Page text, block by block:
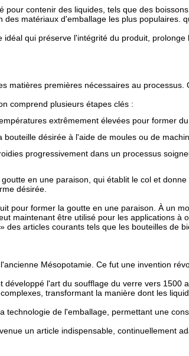
contenir des liquides, tels que des
matériaux d'emballage les plus populaires.
qui préserve l'intégrité du produit,
matières premières nécessaires au
comprend plusieurs étapes clés :
extrêmement élevées pour former du
désirée à l'aide de moules ou de
progressivement dans un processus
en une paraison, qui établit le col et
désirée.
pour former la goutte en une paraison. À un
maintenant être utilisé pour les applications
articles courants tels que les bouteilles de
Mésopotamie. Ce fut une invention
l'art du soufflage du verre vers 1500
transformant la manière dont les
de l'emballage, permettant une
un article indispensable, continuellement